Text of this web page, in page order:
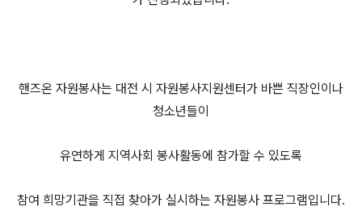
핸즈온 자원봉사는 대전 시 자원봉사지원센터가 바쁜 직장인이나
청소년들이
유연하게 지역사회 봉사활동에 참가할 수 있도록
참여 희망기관을 직접 찾아가 실시하는 자원봉사 프로그램입니다.